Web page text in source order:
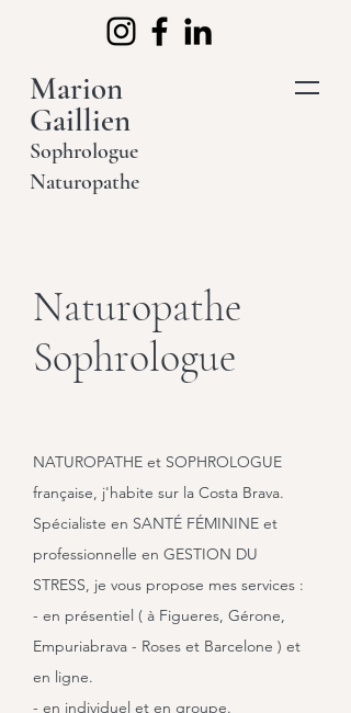
Marion
Gaillien
Sophrologue
Naturopathe
Naturopathe
Sophrologue
NATUROPATHE et SOPHROLOGUE
française, j'habite sur la Costa Brava.
Spécialiste en SANTÉ FÉMININE et
professionnelle en GESTION DU
STRESS, je vous propose mes services :
- en présentiel ( à Figueres, Gérone,
Empuriabrava - Roses et Barcelone ) et
en ligne.
- en individuel et en groupe.